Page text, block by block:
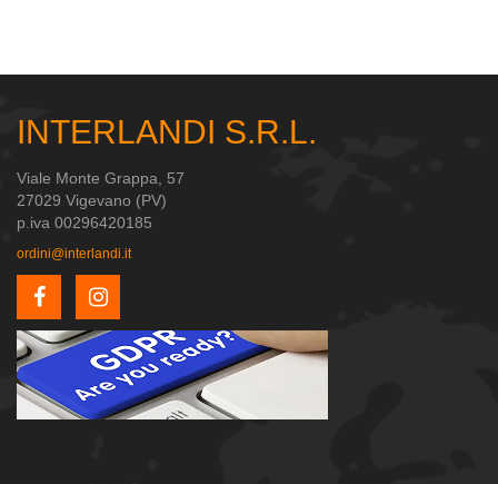
INTERLANDI S.R.L.
Viale Monte Grappa, 57
27029 Vigevano (PV)
p.iva 00296420185
ordini@interlandi.it